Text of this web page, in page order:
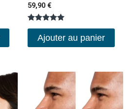
59,90 €
Note
5.00
sur 5
Ajouter au panier